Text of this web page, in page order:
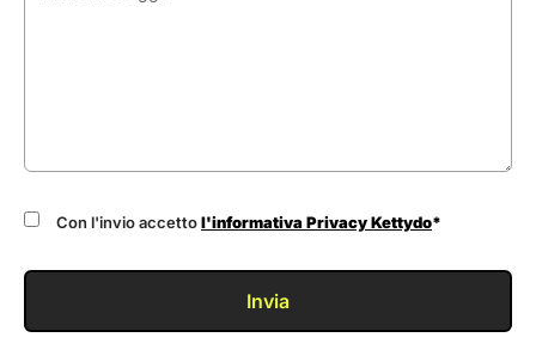
Con l'invio accettol'informativa Privacy Kettydo*
Invia